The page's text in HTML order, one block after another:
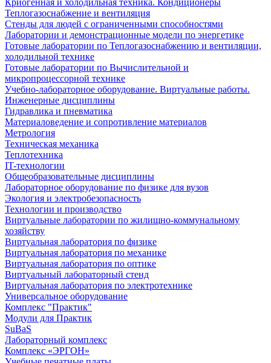
Криогенная и холодильная техника. Кондиционеры
Теплогазоснабжение и вентиляция
Стенды для людей с ограниченными способностями
Лаборатории и демонстрационные модели по энергетике
Готовые лаборатории по Теплогазоснабжению и вентиляции,
холодильной технике
Готовые лаборатории по Вычислительной и
микропроцессорной технике
Учебно-лабораторное оборудование. Виртуальные работы.
Инженерные дисциплины
Гидравлика и пневматика
Материаловедение и сопротивление материалов
Метрология
Техническая механика
Теплотехника
IT-технологии
Общеобразовательные дисциплины
Лабораторное оборудование по физике для вузов
Экология и электробезопасность
Технологии и производство
Виртуальные лаборатории по жилищно-коммунальному
хозяйству
Виртуальная лаборатория по физике
Виртуальная лаборатория по механике
Виртуальная лаборатория по оптике
Виртуальный лабораторный стенд
Виртуальная лаборатория по электротехнике
Универсальное оборудование
Комплекс "Практик"
Модули для Практик
SuBaS
Лабораторный комплекс
Комплекс «ЭРГОН»